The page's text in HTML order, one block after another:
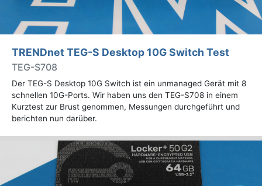
TRENDnet TEG-S Desktop 10G Switch Test
TEG-S708
Der TEG-S Desktop 10G Switch ist ein unmanaged Gerät mit 8
schnellen 10G-Ports. Wir haben uns den TEG-S708 in einem
Kurztest zur Brust genommen, Messungen durchgeführt und
berichten nun darüber.